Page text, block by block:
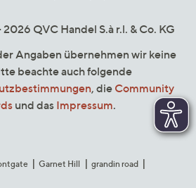
QVC Handel S.à r.l. & Co. KG
Angaben übernehmen wir keine
beachte auch folgende
, die Community
und das Impressum.
Garnet Hill
grandin road